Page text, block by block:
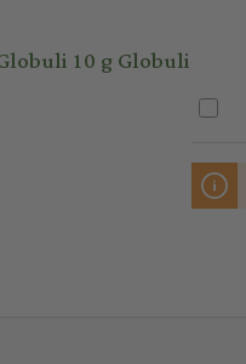
10 g Globuli